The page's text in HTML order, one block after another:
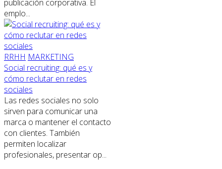
publicación corporativa. El
emplo...
RRHH MARKETING
Social recruiting: qué es y
cómo reclutar en redes
sociales
Las redes sociales no solo
sirven para comunicar una
marca o mantener el contacto
con clientes. También
permiten localizar
profesionales, presentar op...